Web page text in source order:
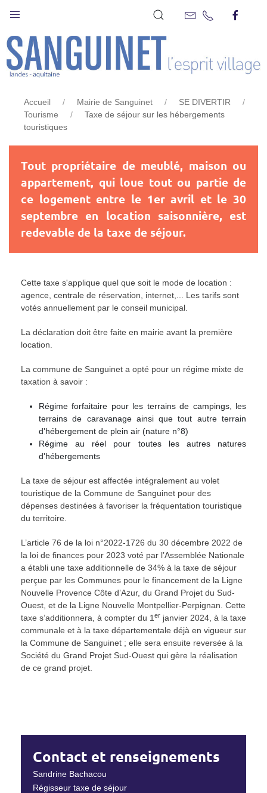
TAXE DE SÉJOUR SUR LES
HÉBERGEMENTS TOURISTIQUES
Accueil Mairie de Sanguinet
SE DIVERTIR
Tourisme
Taxe de séjour sur les hébergements
touristiques
Tout propriétaire de meublé, maison ou
appartement, qui loue tout ou partie de
ce logement entre le 1er avril et le 30
septembre en location saisonnière, est
redevable de la taxe de séjour.
Cette taxe s'applique quel que soit le mode de location :
agence, centrale de réservation, internet,... Les tarifs sont
votés annuellement par le conseil municipal.
La déclaration doit être faite en mairie avant la première
location.
La commune de Sanguinet a opté pour un régime mixte de
taxation à savoir :
Régime forfaitaire pour les terrains de campings, les
terrains de caravanage ainsi que tout autre terrain
d'hébergement de plein air (nature n°8)
Régime au réel pour toutes les autres natures
d'hébergements
La taxe de séjour est affectée intégralement au volet
touristique de la Commune de Sanguinet pour des
dépenses destinées à favoriser la fréquentation touristique
du territoire.
L’article 76 de la loi n°2022-1726 du 30 décembre 2022 de
la loi de finances pour 2023 voté par l’Assemblée Nationale
a établi une taxe additionnelle de 34% à la taxe de séjour
perçue par les Communes pour le financement de la Ligne
Nouvelle Provence Côte d’Azur, du Grand Projet du Sud-
Ouest, et de la Ligne Nouvelle Montpellier-Perpignan. Cette
taxe s’additionnera, à compter du 1 er janvier 2024, à la taxe
communale et à la taxe départementale déjà en vigueur sur
la Commune de Sanguinet ; elle sera ensuite reversée à la
Société du Grand Projet Sud-Ouest qui gère la réalisation
de ce grand projet.
Contact et renseignements
Sandrine Bachacou
Régisseur taxe de séjour